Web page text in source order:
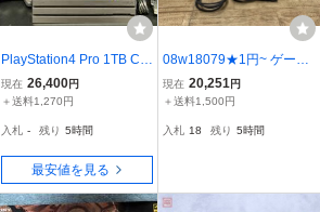
PlayStation4 Pro 1TB CU
H7200BB01
現在 26,400円
＋送料1,270円
入札 - 残り 5時間
最安値を見る
08w18079★1円~ ゲーム
ハード PS4Pro （型番：
CUH-7200BB02 / 容量：
現在 20,251円
＋送料1,500円
入札 18 残り 5時間